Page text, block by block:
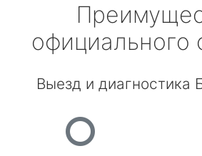
официального
Выезд и диагностика